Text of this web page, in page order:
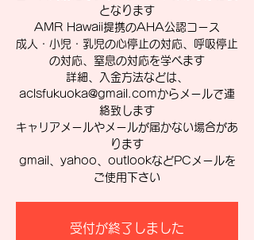
となります
AMR Hawaii提携のAHA公認コース
成人・小児・乳児の心停止の対応、呼吸停止
の対応、窒息の対応を学べます
詳細、入金方法などは、
aclsfukuoka@gmail.comからメールで連
絡致します
キャリアメールやメールが届かない場合があ
ります
gmail、yahoo、outlookなどPCメールを
ご使用下さい
受付が終了しました